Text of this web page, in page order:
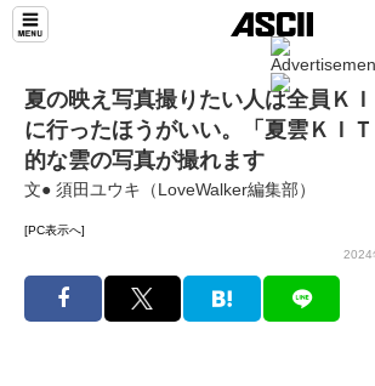
夏の映え写真撮りたい人は全員Ｋ
に行ったほうがいい。「夏雲ＫＩ
的な雲の写真が撮れます
文● 須田ユウキ（LoveWalker編集部）
[PC表示へ]
2024